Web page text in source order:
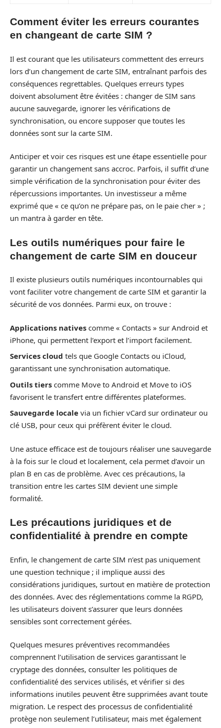
Comment éviter les erreurs courantes
en changeant de carte SIM ?
Il est courant que les utilisateurs commettent des erreurs
lors d’un changement de carte SIM, entraînant parfois des
conséquences regrettables. Quelques erreurs types
doivent absolument être évitées : changer de SIM sans
aucune sauvegarde, ignorer les vérifications de
synchronisation, ou encore supposer que toutes les
données sont sur la carte SIM.
Anticiper et voir ces risques est une étape essentielle pour
garantir un changement sans accroc. Parfois, il suffit d’une
simple vérification de la synchronisation pour éviter des
répercussions importantes. Un investisseur a même
exprimé que « ce qu’on ne prépare pas, on le paie cher » ;
un mantra à garder en tête.
Les outils numériques pour faire le
changement de carte SIM en douceur
Il existe plusieurs outils numériques incontournables qui
vont faciliter votre changement de carte SIM et garantir la
sécurité de vos données. Parmi eux, on trouve :
Applications natives comme « Contacts » sur Android et
iPhone, qui permettent l’export et l’import facilement.
Services cloud tels que Google Contacts ou iCloud,
garantissant une synchronisation automatique.
Outils tiers comme Move to Android et Move to iOS
favorisent le transfert entre différentes plateformes.
Sauvegarde locale via un fichier vCard sur ordinateur ou
clé USB, pour ceux qui préfèrent éviter le cloud.
Une astuce efficace est de toujours réaliser une sauvegarde
à la fois sur le cloud et localement, cela permet d’avoir un
plan B en cas de problème. Avec ces précautions, la
transition entre les cartes SIM devient une simple
formalité.
Les précautions juridiques et de
confidentialité à prendre en compte
Enfin, le changement de carte SIM n’est pas uniquement
une question technique ; il implique aussi des
considérations juridiques, surtout en matière de protection
des données. Avec des réglementations comme la RGPD,
les utilisateurs doivent s’assurer que leurs données
sensibles sont correctement gérées.
Quelques mesures préventives recommandées
comprennent l’utilisation de services garantissant le
cryptage des données, consulter les politiques de
confidentialité des services utilisés, et vérifier si des
informations inutiles peuvent être supprimées avant toute
migration. Le respect des processus de confidentialité
protège non seulement l’utilisateur, mais met également